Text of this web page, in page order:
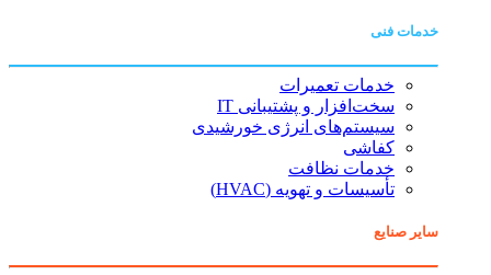
خدمات فنی
خدمات تعمیرات
سخت‌افزار و پشتیبانی IT
سیستم‌های انرژی خورشیدی
کفاشی
خدمات نظافت
تأسیسات و تهویه (HVAC)
سایر صنایع